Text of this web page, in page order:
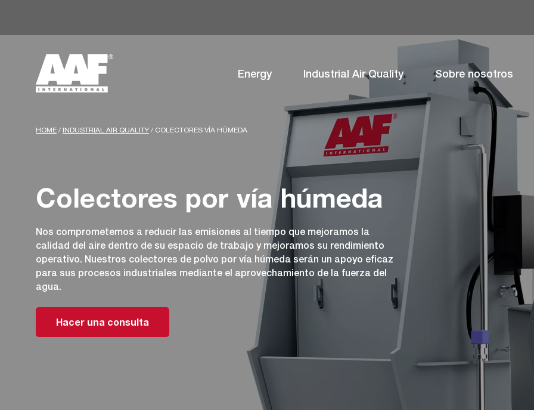
Energy Industrial Air Quality Sobre nosotros
HOME / INDUSTRIAL AIR QUALITY / COLECTORES VÍA HÚMEDA
Colectores por vía húmeda
Nos comprometemos a reducir las emisiones al tiempo que mejoramos la
calidad del aire dentro de su espacio de trabajo y mejoramos su rendimiento
operativo. Nuestros colectores de polvo por vía húmeda serán un apoyo eficaz
para sus procesos industriales mediante el aprovechamiento de la fuerza del
agua.
Hacer una consulta